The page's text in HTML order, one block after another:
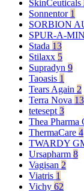
SkinCeuticals
Sonnentor 1
SORBION
SPUR-A-
Stada 13
Stilaxx 5
Supradyn 9
Taoasis 1
Tears Again 2
Terra Nova 13
tetesept 3
Thea Pharma
ThermaCare 4
TWARDY
Ursapharm 8
Vagisan 2
Viatris 1
Vichy 62